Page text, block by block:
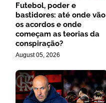
Futebol, poder e
bastidores: até onde vão
os acordos e onde
começam as teorias da
conspiração?
August 05, 2026